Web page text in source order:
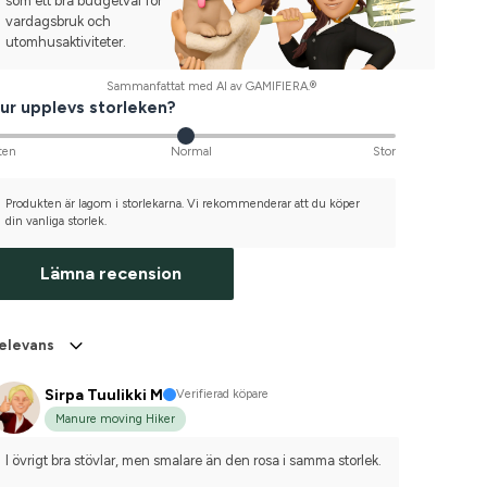
vardagsbruk och
utomhusaktiviteter.
Sammanfattat med AI av GAMIFIERA.®
upplevs storleken?
Normal Stor
Produkten är lagom i storlekarna. Vi rekommenderar att du köper
din vanliga storlek.
Lämna recension
Sirpa Tuulikki M
Verifierad köpare
Manure moving Hiker
I övrigt bra stövlar, men smalare än den rosa i samma storlek.